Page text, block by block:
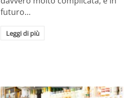
futuro…
Leggi di più